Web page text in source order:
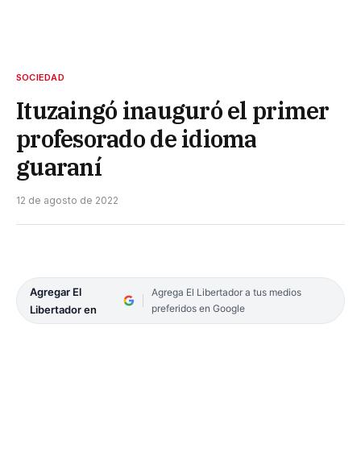
SOCIEDAD
Ituzaingó inauguró el primer
profesorado de idioma
guaraní
12 de agosto de 2022
Agregar El
Libertador en
Agrega El Libertador a tus medios
preferidos en Google